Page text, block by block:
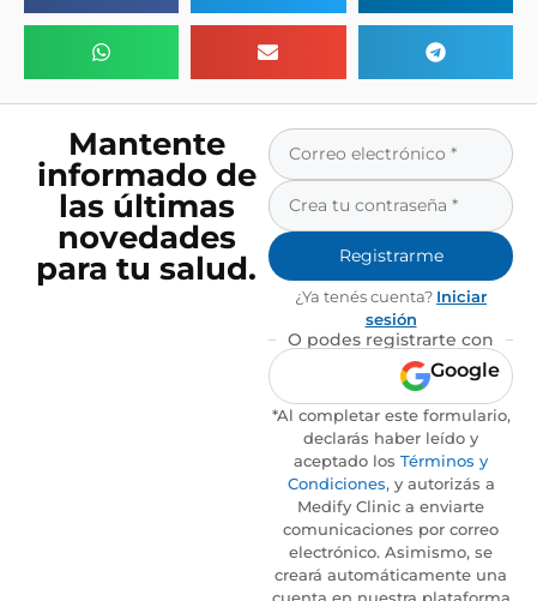
Mantente
informado de
las últimas
novedades
para tu salud.
Registrarme
¿Ya tenés cuenta? Iniciar
sesión
O podes registrarte con
Google
*Al completar este formulario,
declarás haber leído y
aceptado los Términos y
Condiciones, y autorizás a
Medify Clinic a enviarte
comunicaciones por correo
electrónico. Asimismo, se
creará automáticamente una